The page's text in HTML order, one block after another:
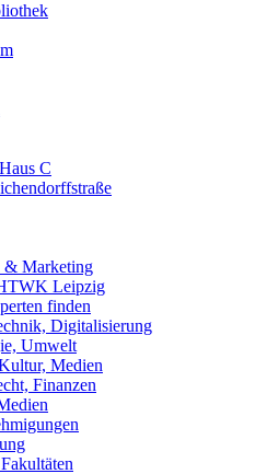
C
& Marketing
Leipzig
finden
Digitalisierung
Umwelt
Medien
Finanzen